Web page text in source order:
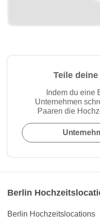
Teile
Indem du eine
Unternehmen
Paaren die
Berlin
Berlin Hochzeitslocations